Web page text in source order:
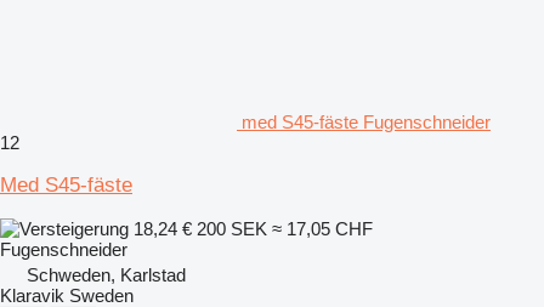
med S45-fäste Fugenschneider
12
Med S45-fäste
18,24 € 200 SEK ≈ 17,05 CHF
Fugenschneider
Schweden, Karlstad
Klaravik Sweden